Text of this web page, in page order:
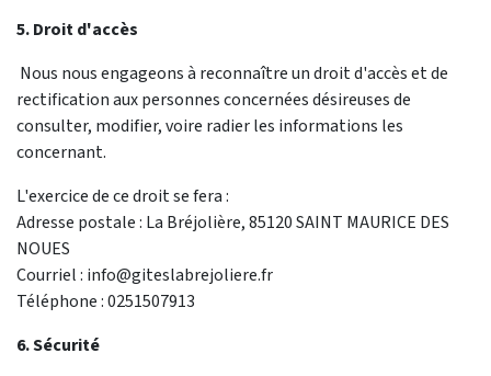
5. Droit d'accès
Nous nous engageons à reconnaître un droit d'accès et de
rectification aux personnes concernées désireuses de
consulter, modifier, voire radier les informations les
concernant.
L'exercice de ce droit se fera :
Adresse postale : La Bréjolière, 85120 SAINT MAURICE DES
NOUES
Courriel : info@giteslabrejoliere.fr
Téléphone : 0251507913
6. Sécurité